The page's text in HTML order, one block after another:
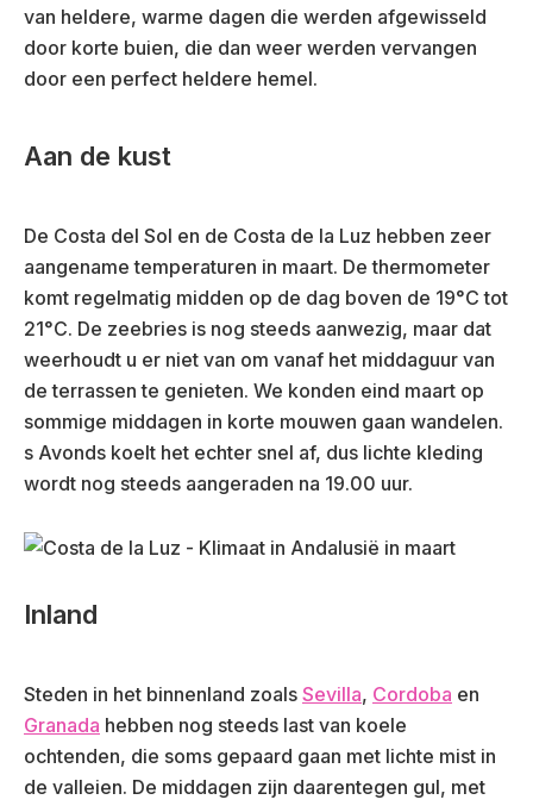
van heldere, warme dagen die werden afgewisseld
door korte buien, die dan weer werden vervangen
door een perfect heldere hemel.
Aan de kust
De Costa del Sol en de Costa de la Luz hebben zeer
aangename temperaturen in maart. De thermometer
komt regelmatig midden op de dag boven de 19°C tot
21°C. De zeebries is nog steeds aanwezig, maar dat
weerhoudt u er niet van om vanaf het middaguur van
de terrassen te genieten. We konden eind maart op
sommige middagen in korte mouwen gaan wandelen.
s Avonds koelt het echter snel af, dus lichte kleding
wordt nog steeds aangeraden na 19.00 uur.
Inland
Steden in het binnenland zoals Sevilla, Cordoba en
Granada hebben nog steeds last van koele
ochtenden, die soms gepaard gaan met lichte mist in
de valleien. De middagen zijn daarentegen gul, met